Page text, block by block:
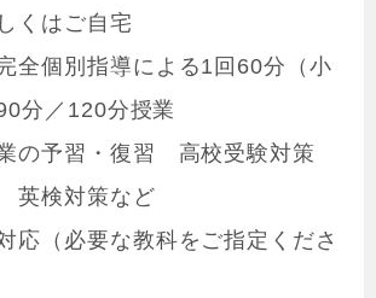
くはご自宅
全個別指導による1回60分（小
分／120分授業
予習・復習 高校受験対策
英検対策など
応（必要な教科をご指定くださ